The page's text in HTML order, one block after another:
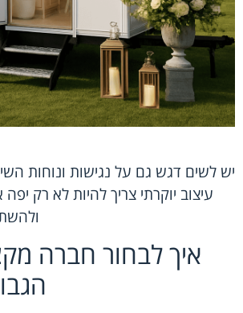
יש לשים דגש גם על נגישות ונוחות
עיצוב יוקרתי צריך להיות לא רק
איך לבחור חברה